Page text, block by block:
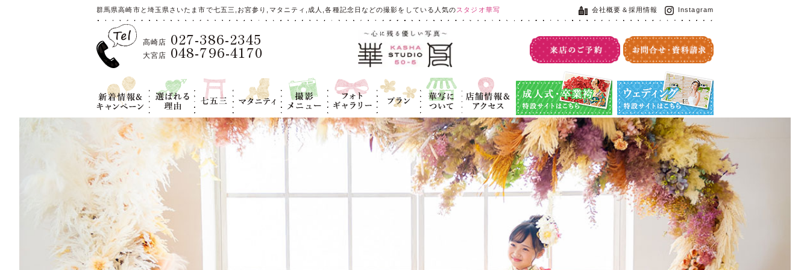
群馬県高崎市と埼玉県さいたま市で七五三,お宮参り,マタニティ,成人,各種記念日などの撮影をしている人気のスタジオ華写
高崎店 027-386-2345
大宮店 048-796-4170
会社概要＆採用情報 Instagram
新着情報＆キ
ャンペーン
選ばれる理
由
七五三 マタニティ
撮影メニュ
ー
フォトギャラ
リー
プラン
華写につい
て
店舗情報＆ア
クセス
成人式・卒業袴特設サイト ウエディング特設サイト